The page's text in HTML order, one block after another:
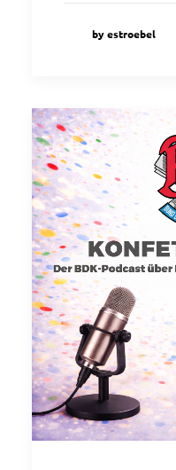
by estroebel